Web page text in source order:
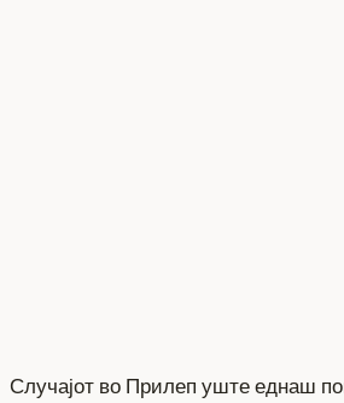
Случајот во Прилеп уште еднаш